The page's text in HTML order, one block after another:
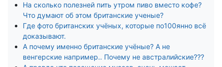
На сколько полезней пить утром пиво вместо кофе?
Что думают об этом британские ученые?
Где фото британских учёных, которые по100янно всё
доказывают.
А почему именно британские учёные? А не
венгерские например.. Почему не австралийские???